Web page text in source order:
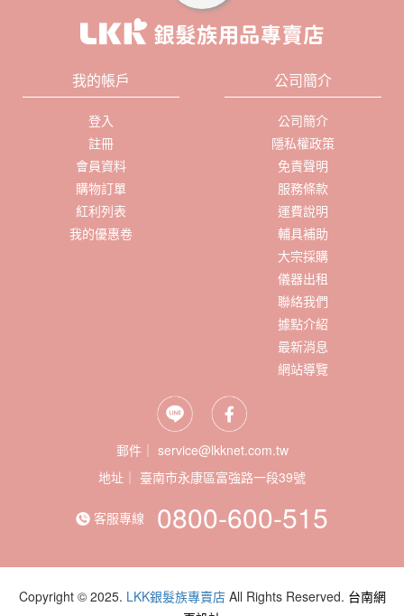
我的帳戶
登入
註冊
會員資料
購物訂單
紅利列表
我的優惠卷
公司簡介
公司簡介
隱私權政策
免責聲明
服務條款
運費說明
輔具補助
大宗採購
儀器出租
聯絡我們
據點介紹
最新消息
網站導覽
郵件｜ service@lkknet.com.tw
地址｜
客服專線 0800-600-515
Copyright © 2025. LKK銀髮族專賣店All Rights Reserved. 台南網